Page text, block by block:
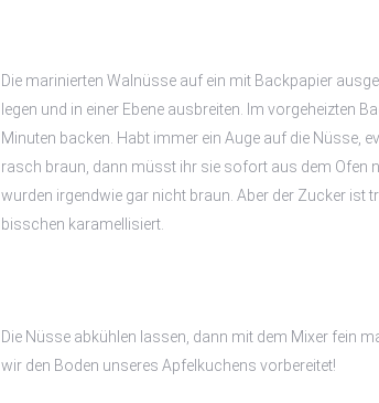
Die marinierten Walnüsse auf ein mit Backpapier
legen und in einer Ebene ausbreiten. Im vorgeheizten
Minuten backen. Habt immer ein Auge auf die Nüsse,
rasch braun, dann müsst ihr sie sofort aus dem Ofen
wurden irgendwie gar nicht braun. Aber der Zucker ist
bisschen karamellisiert.
Die Nüsse abkühlen lassen, dann mit dem Mixer fein
wir den Boden unseres Apfelkuchens vorbereitet!